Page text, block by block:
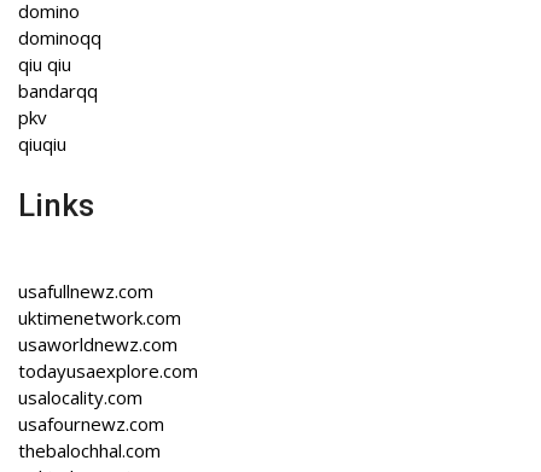
domino
dominoqq
qiu qiu
bandarqq
pkv
qiuqiu
Links
usafullnewz.com
uktimenetwork.com
usaworldnewz.com
todayusaexplore.com
usalocality.com
usafournewz.com
thebalochhal.com